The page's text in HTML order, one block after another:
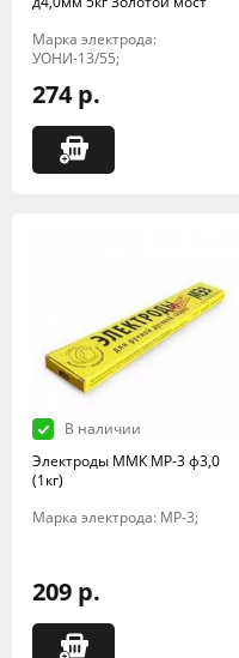
Марка электрода:
УОНИ-13/55;
274 р.
В наличии
Электроды ММК МР-3 ф3,0
(1кг)
Марка электрода: МР-3;
209 р.